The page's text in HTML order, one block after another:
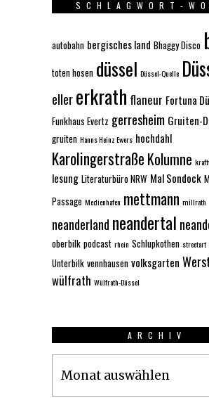
SCHLAGWORT-
autobahn bergisches land Bhaggy Disco
toten hosen düssel Düssel-Quelle
ellererkrath flaneur Fortuna
Funkhaus Evertz gerresheim Gruiten-
gruiten Hanns Heinz Ewers hochdahl
Karolingerstraße Kolumne
lesung Literaturbüro NRW Mal Sondock
Passage Medienhafen mettmann millrath
neanderland neandertal
oberbilk podcast rhein Schlupkothen streetart
Unterbilk vennhausen volksgarten
wülfrath Wülfrath-Düssel
ARCHIV